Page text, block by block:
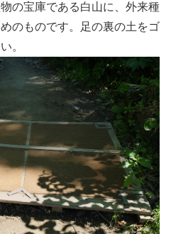
の宝庫である白山に、外来種
のものです。足の裏の土をゴ
。